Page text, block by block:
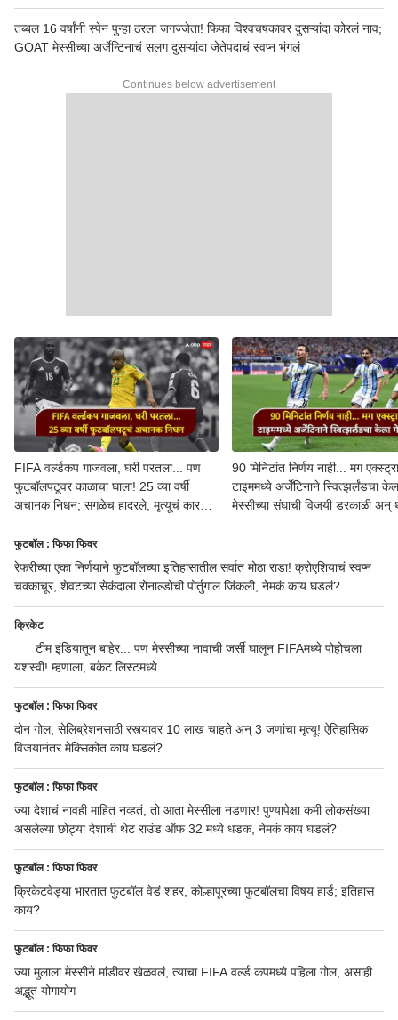
तब्बल 16 वर्षांनी स्पेन पुन्हा ठरला जगज्जेता! फिफा विश्वचषकावर दुसऱ्यांदा कोरलं नाव;
GOAT मेस्सीच्या अर्जेन्टिनाचं सलग दुसऱ्यांदा जेतेपदाचं स्वप्न भंगलं
Continues below advertisement
FIFA वर्ल्डकप गाजवला, घरी परतला... पण
फुटबॉलपटूवर काळाचा घाला! 25 व्या वर्षी
अचानक निधन; सगळेच हादरले, मृत्यूचं कारणही
सापडेना!
90 मिनिटांत निर्णय नाही... मग एक्स्ट्रा
टाइममध्ये अर्जेंटिनाने स्वित्झर्लंडचा
मेस्सीच्या संघाची विजयी डरकाळी अन्
सेमीफायनल गाठली
फुटबॉल : फिफा फिवर
रेफरीच्या एका निर्णयाने फुटबॉलच्या इतिहासातील सर्वात मोठा राडा! क्रोएशियाचं स्वप्न
चक्काचूर, शेवटच्या सेकंदाला रोनाल्डोची पोर्तुगाल जिंकली, नेमकं काय घडलं?
क्रिकेट
टीम इंडियातून बाहेर... पण मेस्सीच्या नावाची जर्सी घालून FIFAमध्ये पोहोचला
यशस्वी! म्हणाला, बकेट लिस्टमध्ये....
फुटबॉल : फिफा फिवर
दोन गोल, सेलिब्रेशनसाठी रस्त्यावर 10 लाख चाहते अन् 3 जणांचा मृत्यू! ऐतिहासिक
विजयानंतर मेक्सिकोत काय घडलं?
फुटबॉल : फिफा फिवर
ज्या देशाचं नावही माहित नव्हतं, तो आता मेस्सीला नडणार! पुण्यापेक्षा कमी लोकसंख्या
असलेल्या छोट्या देशाची थेट राउंड ऑफ 32 मध्ये धडक, नेमकं काय घडलं?
फुटबॉल : फिफा फिवर
क्रिकेटवेड्या भारतात फुटबॉल वेडं शहर, कोल्हापूरच्या फुटबॉलचा विषय हार्ड; इतिहास
काय?
फुटबॉल : फिफा फिवर
ज्या मुलाला मेस्सीने मांडीवर खेळवलं, त्याचा FIFA वर्ल्ड कपमध्ये पहिला गोल, असाही
अद्भूत योगायोग